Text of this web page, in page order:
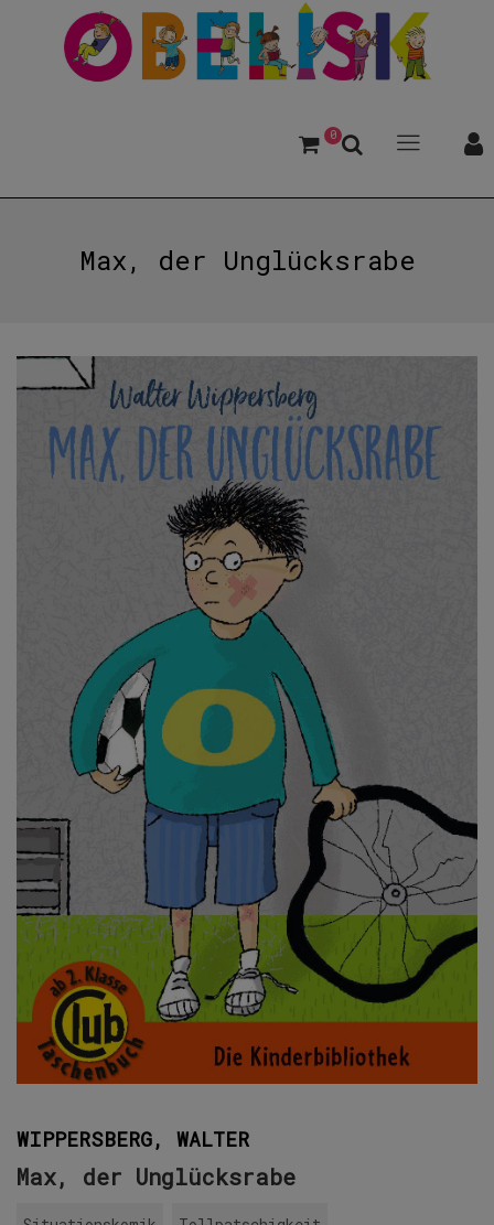
0
Max, der Unglücksrabe
WIPPERSBERG, WALTER
Max, der Unglücksrabe